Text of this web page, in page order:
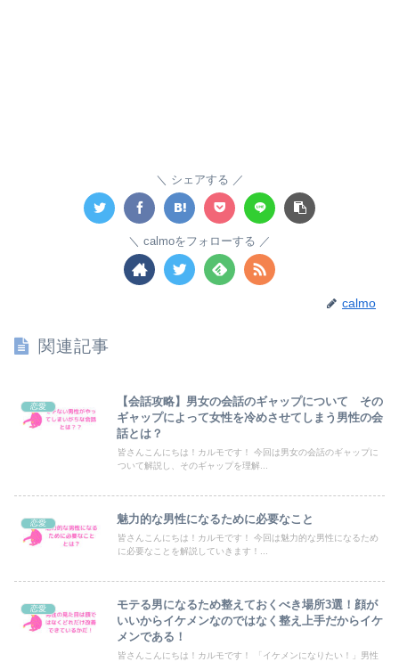
シェアする
calmoをフォローする
calmo
関連記事
恋愛
【会話攻略】男女の会話のギャップについて その
ギャップによって女性を冷めさせてしまう男性の会
話とは？
皆さんこんにちは！カルモです！ 今回は男女の会話のギャップに
ついて解説し、そのギャップを理解...
恋愛 魅力的な男性になるために必要なこと
皆さんこんにちは！カルモです！ 今回は魅力的な男性になるため
に必要なことを解説していきます！...
恋愛
モテる男になるため整えておくべき場所3選！顔が
いいからイケメンなのではなく整え上手だからイケ
メンである！
皆さんこんにちは！カルモです！ 「イケメンになりたい！」男性